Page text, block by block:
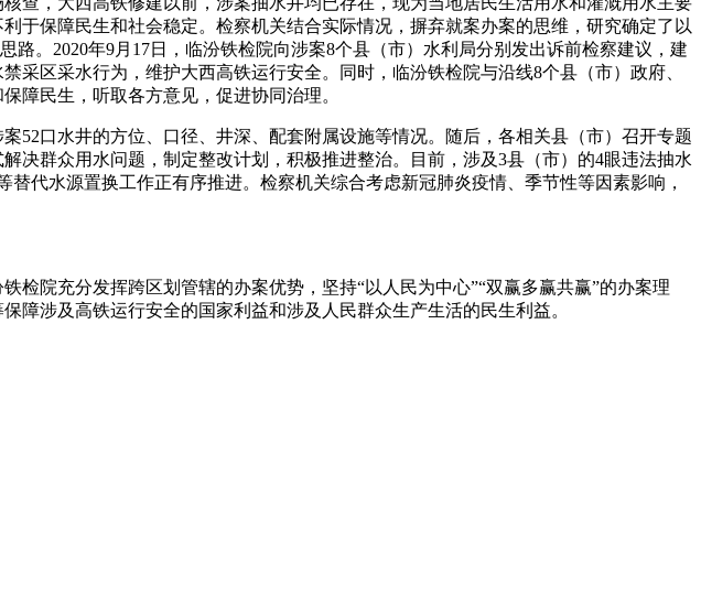
于保障民生和社会稳定。检察机关结合实际情况，摒弃就案办案的思维，研究确定了以
。2020年9月17日，临汾铁检院向涉案8个县（市）水利局分别发出诉前检察建议，建
区采水行为，维护大西高铁运行安全。同时，临汾铁检院与沿线8个县（市）政府、
障民生，听取各方意见，促进协同治理。
52口水井的方位、口径、井深、配套附属设施等情况。随后，各相关县（市）召开专题
决群众用水问题，制定整改计划，积极推进整治。目前，涉及3县（市）的4眼违法抽水
代水源置换工作正有序推进。检察机关综合考虑新冠肺炎疫情、季节性等因素影响，
院充分发挥跨区划管辖的办案优势，坚持“以人民为中心”“双赢多赢共赢”的办案理
障涉及高铁运行安全的国家利益和涉及人民群众生产生活的民生利益。